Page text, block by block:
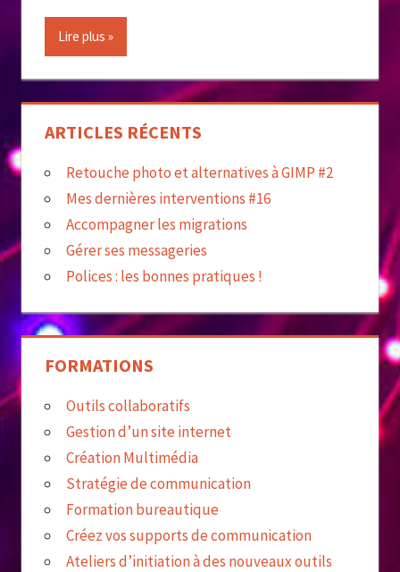
Lire plus
ARTICLES RÉCENTS
Retouche photo et alternatives à GIMP #2
Mes dernières interventions #16
Accompagner les migrations
Gérer ses messageries
Polices : les bonnes pratiques !
FORMATIONS
Outils collaboratifs
Gestion d’un site internet
Création Multimédia
Stratégie de communication
Formation bureautique
Créez vos supports de communication
Ateliers d’initiation à des nouveaux outils